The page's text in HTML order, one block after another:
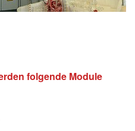
folgende Module